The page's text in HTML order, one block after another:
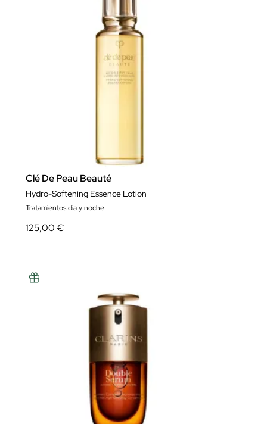
Clé De Peau Beauté
Hydro-Softening Essence Lotion
Tratamientos día y noche
125,00 €